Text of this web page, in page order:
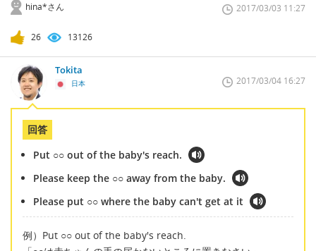
hina*さん 2017/03/03 11:27
26 13126
Tokita
日本 2017/03/04 16:27
回答
Put ○○ out of the baby's reach.
Please keep the ○○ away from the baby.
Please put ○○ where the baby can't get at it
例）Put ○○ out of the baby's reach.